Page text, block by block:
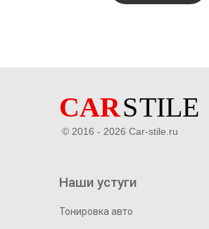
Наши устуги
Тонировка авто
© 2016 - 2026 Car-stile.ru